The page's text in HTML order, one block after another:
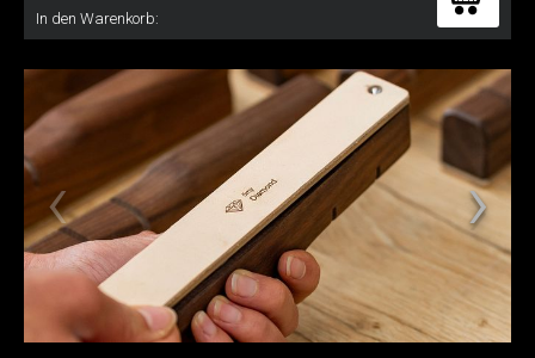
In den Warenkorb: